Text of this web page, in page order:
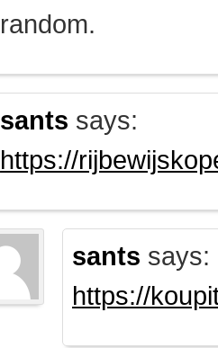
random.
sants says:
https://
sants says:
https://